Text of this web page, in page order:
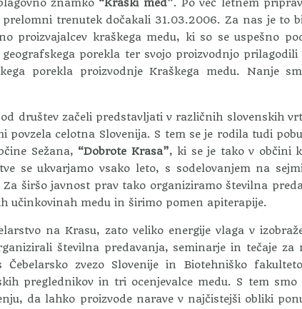
znamko “Kraški med”. Po več letnem
trenutek dočakali 31.03.2006. Za nas je to
proizvajalcev kraškega medu, ki so se uspešno
porekla ter svojo proizvodnjo
porekla proizvodnje Kraškega medu. Nanje
društev začeli predstavljati v različnih slovenskih
povzela celotna Slovenija. S tem se je rodila tudi
Sežana, “Dobrote Krasa”, ki se je tako v občini
se ukvarjamo vsako leto, s sodelovanjem na
širšo javnost prav tako organiziramo številna
učinkovinah medu in širimo pomen apiterapije.
na Krasu, zato veliko energije vlaga v
številna predavanja, seminarje in tečaje za
zvezo Slovenije in Biotehniško
preglednikov in tri ocenjevalce medu. S tem
da lahko proizvode narave v najčistejši obliki